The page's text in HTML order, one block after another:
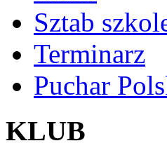
Sztab
Terminarz
Puchar
KLUB